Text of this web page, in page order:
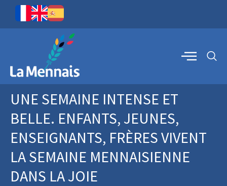
UNE SEMAINE INTENSE ET
BELLE. ENFANTS, JEUNES,
ENSEIGNANTS, FRÈRES VIVENT
LA SEMAINE MENNAISIENNE
DANS LA JOIE